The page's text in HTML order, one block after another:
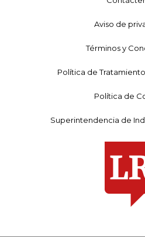
Aviso de
Términos y
Política de
Política de
Superintendencia de